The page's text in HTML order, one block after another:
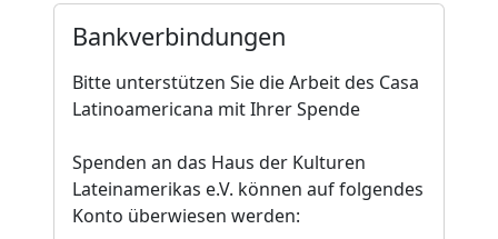
Bankverbindungen
Bitte unterstützen Sie die Arbeit des Casa
Latinoamericana mit Ihrer Spende
Spenden an das Haus der Kulturen
Lateinamerikas e.V. können auf folgendes
Konto überwiesen werden: